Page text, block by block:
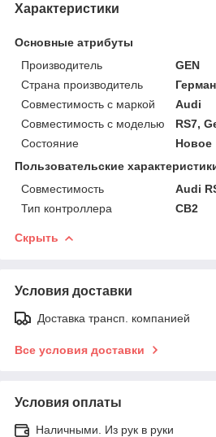
Характеристики
Основные атрибуты
Производитель
GEN
Страна производитель
Совместимость с маркой
Audi
Совместимость с моделью
RS7,
Состояние
Новое
Пользовательские
Совместимость
Audi
Тип контроллера
CB2
Скрыть
Условия доставки
Доставка трансп. компанией
Все условия доставки
Условия оплаты
Наличными. Из рук в руки